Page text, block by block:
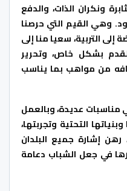
ونكران الذات، والدفع
وهي القيم التي حرصنا
التربية، سعيا منا إلى
بشكل خاص، وتحرير
من مواهب بما يناسب
مناسبات عديدة، وبالعمل
التحتية وتجربتها،
إشارة جميع البلدان
في جعل الشباب دعامة